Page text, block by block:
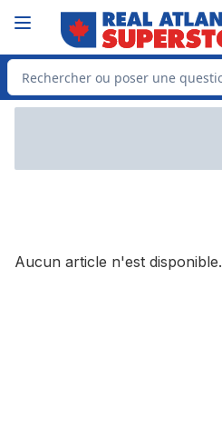
Rechercher des produits
Aucun article n'est disponible.